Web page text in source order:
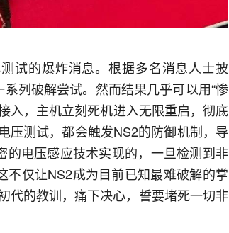
试的爆炸消息。根据多名消息人士披
列破解尝试。然而结果几乎可以用“惨
，主机立刻死机进入无限重启，彻底
压测试，都会触发NS2的防御机制，导
电压感应技术实现的，一旦检测到非
仅让NS2成为目前已知最难破解的掌
代的教训，痛下决心，誓要堵死一切非